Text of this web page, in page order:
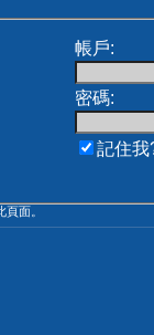
帳戶:
密碼:
記住我
面。